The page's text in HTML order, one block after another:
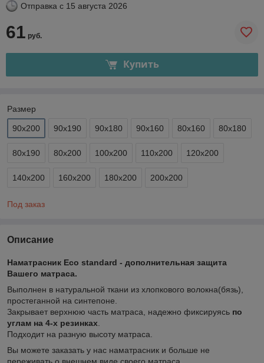
Отправка с 15 августа 2026
61 руб.
Купить
Размер
90х200 90х190 90х180 90х160 80х160 80х180
80х190 80х200 100х200 110х200 120х200
140х200 160х200 180х200 200х200
Под заказ
Описание
Наматрасник Eco standard - дополнительная защита
Вашего матраса.
Выполнен в натуральной ткани из хлопкового волокна(бязь),
простеганной на синтепоне.
Закрывает верхнюю часть матраса, надежно фиксируясь по
углам на 4-х резинках
Подходит на разную высоту матраса.
Вы можете заказать у нас наматрасник и больше не
переживать о внешнем виде своего матраса.